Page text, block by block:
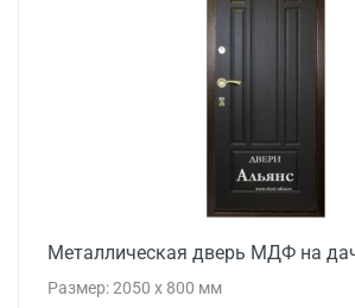
Металлическая дверь МДФ на
Размер: 2050 x 800 мм